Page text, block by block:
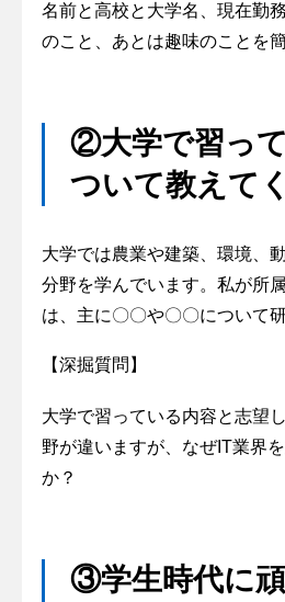
名前と高校と大学名、現在勤
のこと、あとは趣味のことを
②大学で習っ
ついて教えて
大学では農業や建築、環境、
分野を学んでいます。私が所
は、主に〇〇や〇〇について
【深掘質問】
大学で習っている内容と志望
野が違いますが、なぜIT業界
か？
③学生時代に